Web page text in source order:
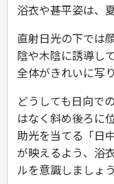
浴衣や甚平姿は、
直射日光の下では
陰や木陰に誘導し
全体がきれいに写り
どうしても日向で
はなく斜め後ろに
助光を当てる「日
が映えるよう、浴
ルを意識しましょう